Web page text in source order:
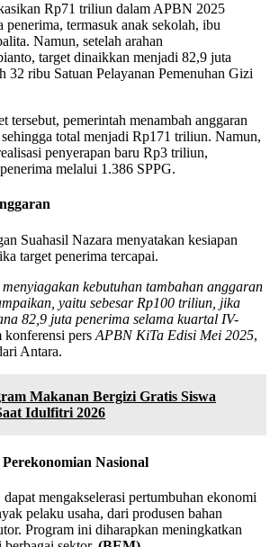
Rp71 triliun dalam APBN 2025
penerima, termasuk anak sekolah, ibu
Namun, setelah arahan
target dinaikkan menjadi 82,9 juta
32 ribu Satuan Pelayanan Pemenuhan Gizi
tersebut, pemerintah menambah anggaran
total menjadi Rp171 triliun. Namun,
penyerapan baru Rp3 triliun,
melalui 1.386 SPPG.
Suahasil Nazara menyatakan kesiapan
target penerima tercapai.
kebutuhan tambahan anggaran
yaitu sebesar Rp100 triliun, jika
82,9 juta penerima selama kuartal IV-
konferensi pers APBN KiTa Edisi Mei 2025,
Antara.
Makanan Bergizi Gratis Siswa
Idulfitri 2026
Nasional
mengakselerasi pertumbuhan ekonomi
pelaku usaha, dari produsen bahan
Program ini diharapkan meningkatkan